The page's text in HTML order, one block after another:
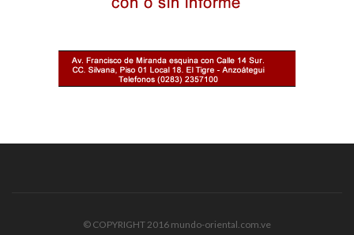
© COPYRIGHT 2016 mundo-oriental.com.ve